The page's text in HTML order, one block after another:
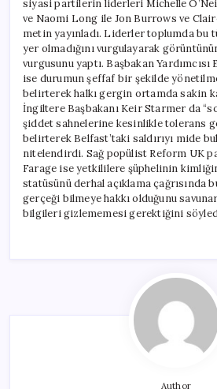
siyasi partilerin liderleri Michelle
ve Naomi Long ile Jon Burrows ve
metin yayınladı. Liderler toplumda bu
yer olmadığını vurgulayarak
vurgusunu yaptı. Başbakan
ise durumun şeffaf bir şekilde
belirterek halkı gergin ortamda sakin
İngiltere Başbakanı Keir Starmer da
şiddet sahnelerine kesinlikle tolerans
belirterek Belfast’taki saldırıyı mide
nitelendirdi. Sağ popülist Reform UK
Farage ise yetkililere şüphelinin
statüsünü derhal açıklama çağrısında
gerçeği bilmeye hakkı olduğunu
bilgileri gizlememesi gerektiğini
Author